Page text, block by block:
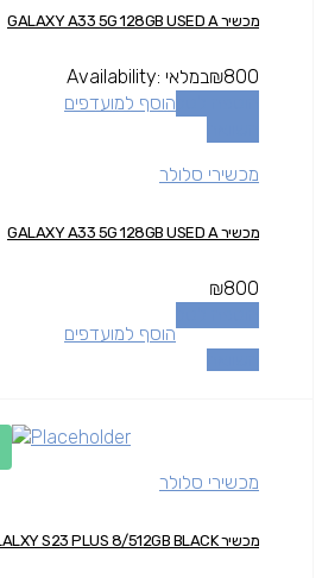
מכשיר GALAXY A33 5G 128GB USED A
₪800
Availability: במלאי
הוסף למועדפים
מכשירי סלולר
מכשיר GALAXY A33 5G 128GB USED A
₪800
הוסף למועדפים
מכשירי סלולר
מכשיר SMASUNG GLALXY S23 PLUS 8/512GB BLACK